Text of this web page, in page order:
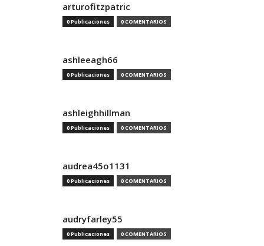
arturofitzpatric
0 Publicaciones 0 COMENTARIOS
ashleeagh66
0 Publicaciones 0 COMENTARIOS
ashleighhillman
0 Publicaciones 0 COMENTARIOS
audrea45o1131
0 Publicaciones 0 COMENTARIOS
audryfarley55
0 Publicaciones 0 COMENTARIOS